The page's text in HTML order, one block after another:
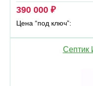
390 000 ₽
Цена “под ключ”:
Септик